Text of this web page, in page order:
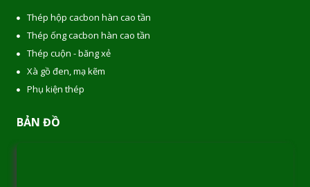
Thép hộp cacbon hàn cao tần
Thép ống cacbon hàn cao tần
Thép cuộn - băng xẻ
Xà gồ đen, mạ kẽm
Phụ kiện thép
BẢN ĐỒ